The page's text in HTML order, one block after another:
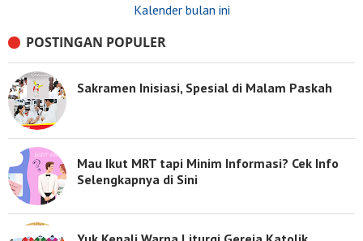
Kalender bulan ini
POSTINGAN POPULER
Sakramen Inisiasi, Spesial di Malam Paskah
Mau Ikut MRT tapi Minim Informasi? Cek Info
Selengkapnya di Sini